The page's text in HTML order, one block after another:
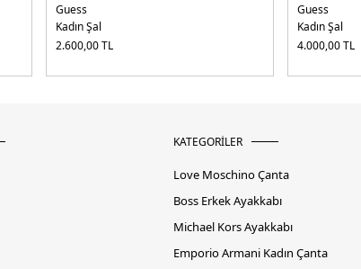
Guess
Kadın Şal
2.600,00TL
Guess
Kadın Şal
4.000,00TL
KATEGORİLER
Love Moschino Çanta
Boss Erkek Ayakkabı
Michael Kors Ayakkabı
Emporio Armani Kadın Çanta